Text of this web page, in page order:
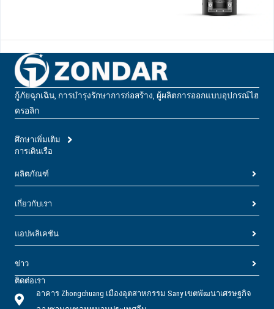
กู้ภัยฉุกเฉิน, การบํารุงรักษาการก่อสร้าง, ผู้ผลิตการออกแบบอุปกรณ์ไฮ
ดรอลิก
ศึกษาเพิ่มเติม
การเดินเรือ
ผลิตภัณฑ์
เกี่ยวกับเรา
แอปพลิเคชัน
ข่าว
ติดต่อเรา
อาคาร Zhongchuang เมืองอุตสาหกรรม Sany เขตพัฒนาเศรษฐกิจ